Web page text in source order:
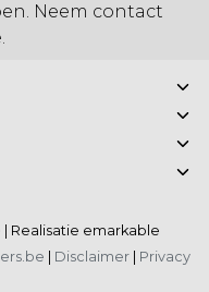
Neem contact
Realisatie emarkable
Disclaimer
Privacy